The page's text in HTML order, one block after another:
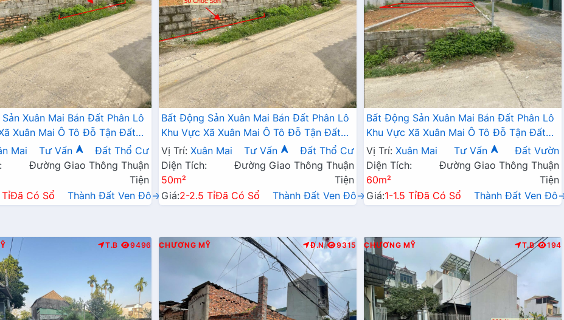
Xuân Mai Bán Đất Phân Lô
Xuân Mai Ô Tô Đỗ Tận Đất
Đang Mở Rộng
Mai Tư Vấn
Đất Thổ Cư
Đường Giao Thông Thuận
Tiện
Đã Có Sổ Thành Đất Ven Đô→
Bất Động Sản Xuân Mai Bán Đất Phân Lô
Khu Vực Xã Xuân Mai Ô Tô Đỗ Tận Đất
Ngay Sát QL6A Đang Mở Rộng
Vị Trí: Xuân Mai Tư Vấn
Đất Thổ Cư
Diện Tích:
50m²
Đường Giao Thông Thuận
Tiện
Giá:2-2.5 TỉĐã Có Sổ Thành Đất Ven Đô→
Bất Động Sản Xuân Mai Bán Đất Phân Lô
Khu Vực Xã Xuân Mai Ô Tô Đỗ Tận Đất
Ngay Sát QL6A Đang Mở Rộng
Vị Trí: Xuân Mai Tư Vấn
Đất Vườn
Diện Tích:
60m²
Đường Giao Thông Thuận
Tiện
Giá:1-1.5 TỉĐã Có Sổ Thành Đất Ven
T.B 9496 CHƯƠNG MỸ Đ.N 9315 CHƯƠNG MỸ T.B 194